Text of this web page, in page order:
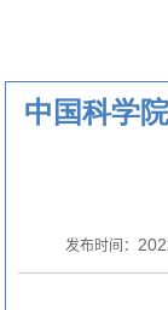
中国科学
发布时间：